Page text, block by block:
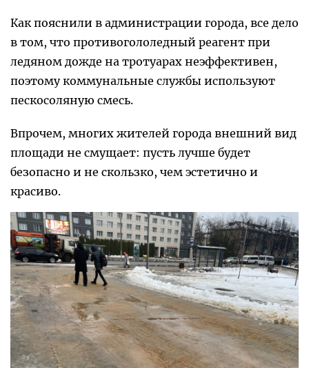
Как пояснили в администрации города, все дело
в том, что противогололедный реагент при
ледяном дожде на тротуарах неэффективен,
поэтому коммунальные службы используют
пескосоляную смесь.
Впрочем, многих жителей города внешний вид
площади не смущает: пусть лучше будет
безопасно и не скользко, чем эстетично и
красиво.